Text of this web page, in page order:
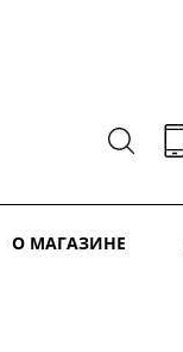
О МАГАЗИНЕ